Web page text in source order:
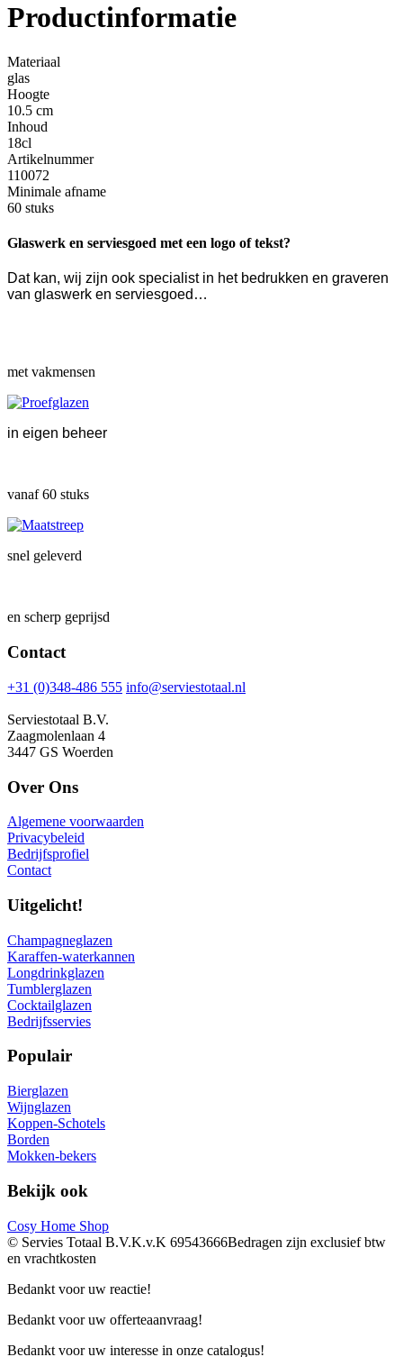
Productinformatie
Materiaal
glas
Hoogte
10.5 cm
Inhoud
18cl
Artikelnummer
110072
Minimale afname
60 stuks
Glaswerk en serviesgoed met een logo of tekst?
Dat kan, wij zijn ook specialist in het bedrukken en graveren
van glaswerk en serviesgoed…
met vakmensen
in eigen beheer
vanaf 60 stuks
snel geleverd
en scherp geprijsd
Contact
+31 (0)348-486 555 info@serviestotaal.nl
Serviestotaal B.V.
Zaagmolenlaan 4
3447 GS Woerden
Over Ons
Algemene voorwaarden
Privacybeleid
Bedrijfsprofiel
Contact
Uitgelicht!
Champagneglazen
Karaffen-waterkannen
Longdrinkglazen
Tumblerglazen
Cocktailglazen
Bedrijfsservies
Populair
Bierglazen
Wijnglazen
Koppen-Schotels
Borden
Mokken-bekers
Bekijk ook
Cosy Home Shop
© Servies Totaal B.V.K.v.K 69543666Bedragen zijn exclusief btw
en vrachtkosten
Bedankt voor uw reactie!
Bedankt voor uw offerteaanvraag!
Bedankt voor uw interesse in onze catalogus!